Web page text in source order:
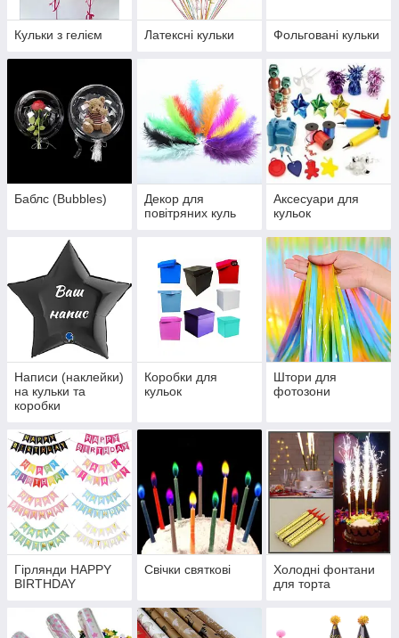
Кульки з гелієм Латексні кульки Фольговані кульки
Баблс (Bubbles)
Декор для
повітряних куль
Аксесуари для
кульок
Написи (наклейки)
на кульки та
коробки
Коробки для
кульок
Штори для
фотозони
Гірлянди HAPPY
BIRTHDAY
Свічки святкові
Холодні фонтани
для торта